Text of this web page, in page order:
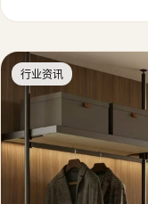
行业资讯